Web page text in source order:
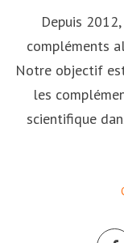
Depuis
compléments
Notre objectif
les
scientifique